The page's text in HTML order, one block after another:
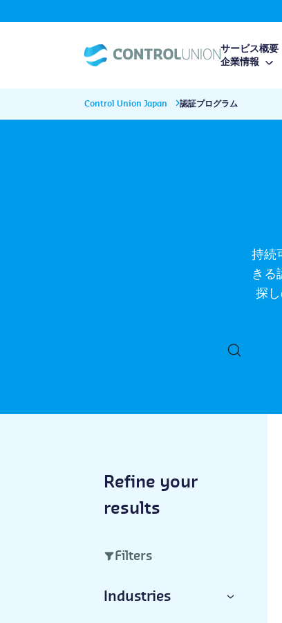
サービス概要
企業情報
Control Union Japan 認証プログラム
持続
きる
探
Refine your
results
Filters
Industries